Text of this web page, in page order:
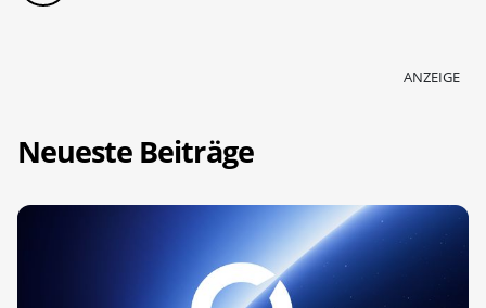
ANZEIGE
Neueste Beiträge